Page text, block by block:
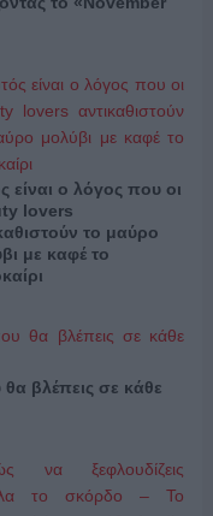
είναι ο λόγος που οι
lovers
το μαύρο
με καφέ το
βλέπεις σε κάθε